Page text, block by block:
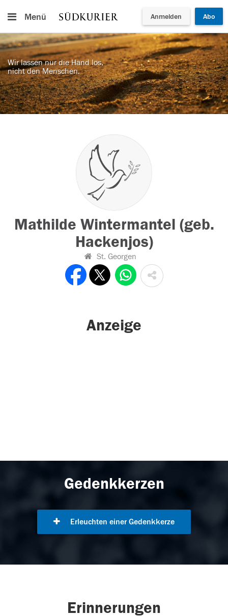
Menü Anmelden Abo
Wir lassen nur die Hand los,
nicht den Menschen.
Mathilde Wintermantel (geb.
Hackenjos)
St. Georgen
Anzeige
Gedenkkerzen
Erleuchten einer Gedenkkerze
Erinnerungen